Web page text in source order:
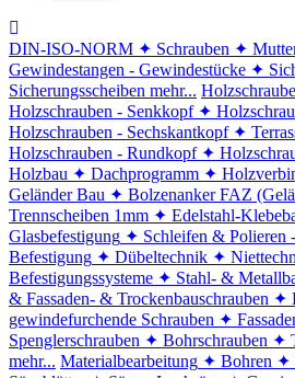
DIN-ISO-NORM ✦ Schrauben ✦
Gewindestangen - Gewindestücke ✦
Sicherungsscheiben mehr...
Holzschrauben - Senkkopf ✦
Holzschrauben - Sechskantkopf ✦
Holzschrauben - Rundkopf ✦
Holzbau ✦ Dachprogramm ✦
Geländer Bau ✦ Bolzenanker FAZ
Trennscheiben 1mm ✦ Edelstahl-
Glasbefestigung ✦ Schleifen & Polieren
Befestigung ✦ Dübeltechnik ✦
Befestigungssysteme ✦ Stahl- &
& Fassaden- & Trockenbauschrauben ✦
gewindefurchende Schrauben ✦
Spenglerschrauben ✦ Bohrschrauben ✦
mehr... Materialbearbeitung ✦ Bohren ✦